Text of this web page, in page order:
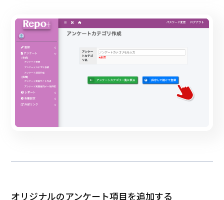
オリジナルのアンケート項目を追加する